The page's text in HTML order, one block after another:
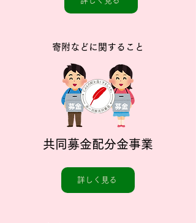
福祉教育に関すること
寄附などに関すること
共同募金配分金事業
詳しく見る